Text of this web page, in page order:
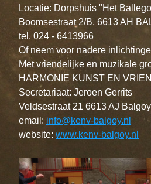
Locatie: Dorpshuis "Het
Boomsestraat 2/B, 6613 AH
tel. 024 - 6413966
Of neem voor nadere
Met vriendelijke en muzikale
HARMONIE KUNST EN
Secretariaat: Jeroen Gerrits
Veldsestraat 21 6613 AJ Balgoy
email: info@kenv-balgoy.nl
website: www.kenv-balgoy.nl